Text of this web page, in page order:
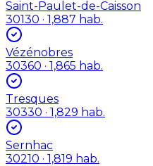
Saint-Paulet-de-Caisson
30130 · 1,887 hab.
Vézénobres
30360 · 1,865 hab.
Tresques
30330 · 1,829 hab.
Sernhac
30210 · 1,819 hab.